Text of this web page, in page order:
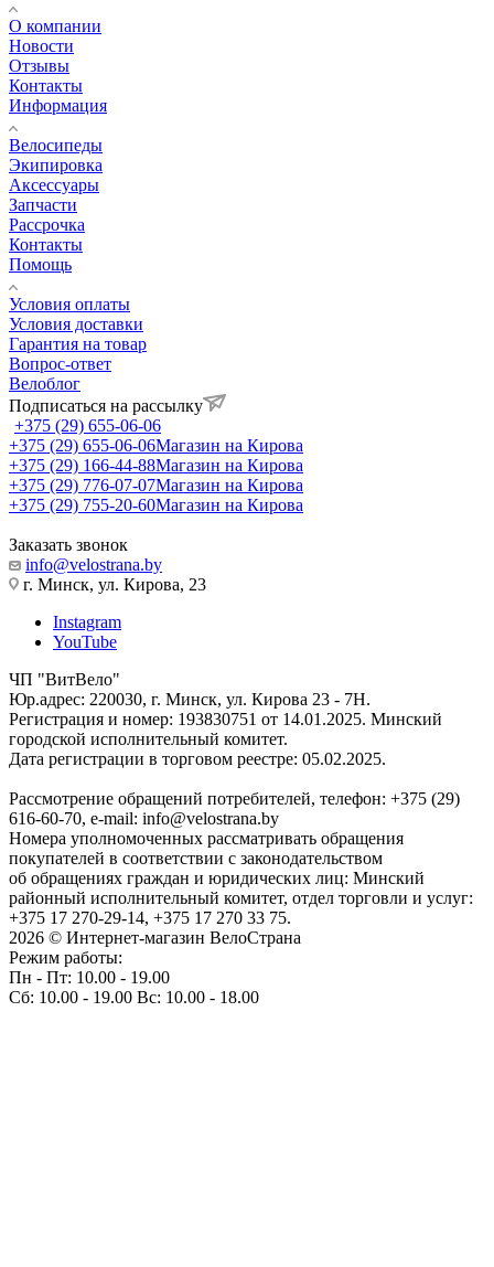
О компании
Новости
Отзывы
Контакты
Информация
Велосипеды
Экипировка
Аксессуары
Запчасти
Рассрочка
Контакты
Помощь
Условия оплаты
Условия доставки
Гарантия на товар
Вопрос-ответ
Велоблог
Подписаться на рассылку
+375 (29) 655-06-06
+375 (29) 655-06-06Магазин на Кирова
+375 (29) 166-44-88Магазин на Кирова
+375 (29) 776-07-07Магазин на Кирова
+375 (29) 755-20-60Магазин на Кирова
Заказать звонок
info@velostrana.by
г. Минск, ул. Кирова, 23
Instagram
YouTube
ЧП "ВитВело"
Юр.адрес: 220030, г. Минск, ул. Кирова 23 - 7Н.
Регистрация и номер: 193830751 от 14.01.2025. Минский
городской исполнительный комитет.
Дата регистрации в торговом реестре: 05.02.2025.
Рассмотрение обращений потребителей, телефон: +375 (29)
616-60-70, e-mail: info@velostrana.by
Номера уполномоченных рассматривать обращения
покупателей в соответствии с законодательством
об обращениях граждан и юридических лиц: Минский
районный исполнительный комитет, отдел торговли и услуг:
+375 17 270-29-14, +375 17 270 33 75.
2026 © Интернет-магазин ВелоСтрана
Режим работы:
Пн - Пт: 10.00 - 19.00
Сб: 10.00 - 19.00 Вс: 10.00 - 18.00